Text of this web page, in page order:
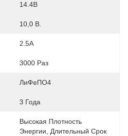
14.4В
10,0 В.
2.5A
3000 Раз
ЛиФеПО4
3 Года
Высокая Плотность
Энергии, Длительный Срок